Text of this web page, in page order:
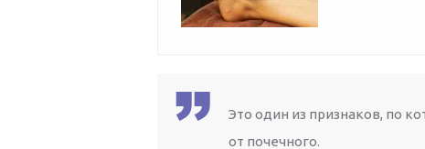
Это один из признаков, по
от почечного.